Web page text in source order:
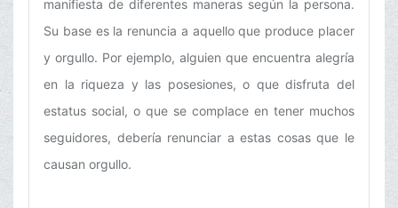
manifiesta de diferentes maneras según la persona.
Su base es la renuncia a aquello que produce placer
y orgullo. Por ejemplo, alguien que encuentra alegría
en la riqueza y las posesiones, o que disfruta del
estatus social, o que se complace en tener muchos
seguidores, debería renunciar a estas cosas que le
causan orgullo.